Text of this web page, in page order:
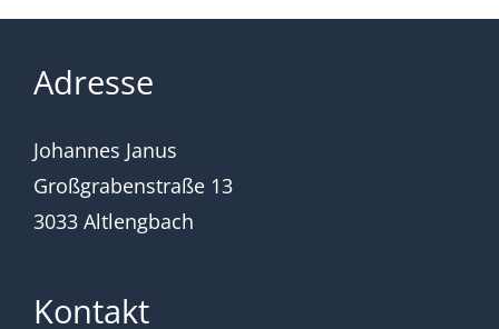
Adresse
Johannes Janus
Großgrabenstraße 13
3033 Altlengbach
Kontakt